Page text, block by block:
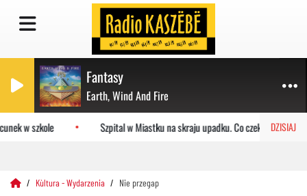
Fantasy
Earth, Wind And Fire
DZISIAJ
w szkole Szpital w Miastku na skraju upadku. Co czeka placówkę?
Kùltura - Wydarzenia Nie przegap